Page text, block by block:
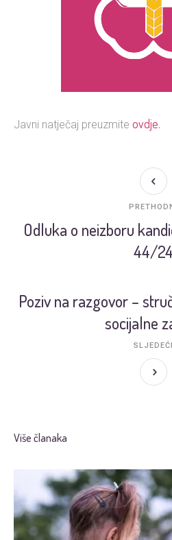
Javni natječaj preuzmite ovdje.
Odluka o neizboru
44/24
Poziv na razgovor –
socijalne
SLJEDEĆI
Više članaka